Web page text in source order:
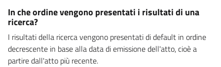
In che ordine vengono presentati i risultati di una
ricerca?
I risultati della ricerca vengono presentati di default in ordine
decrescente in base alla data di emissione dell'atto, cioè a
partire dall'atto più recente.